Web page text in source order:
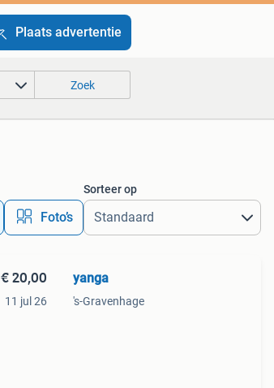
Plaats advertentie
Zoek
Foto’s
Sorteer op
€ 20,00
11 jul 26
yanga
's-Gravenhage